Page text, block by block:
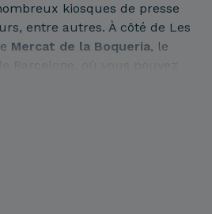
kiosques de presse
entre autres. À côté de Les
Mercat de la Boqueria, le
Barcelone, où vous pouvez
de produits frais.